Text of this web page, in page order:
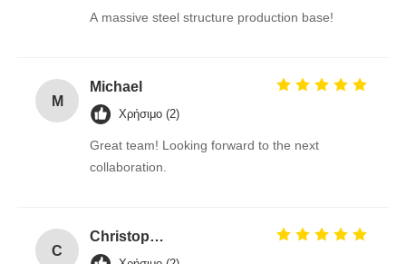
A massive steel structure production base!
M
Michael
Χρήσιμο (2)
Great team! Looking forward to the next
collaboration.
C
Christopher